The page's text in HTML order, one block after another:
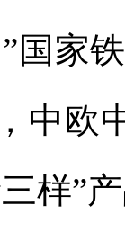
国家
中欧
样”